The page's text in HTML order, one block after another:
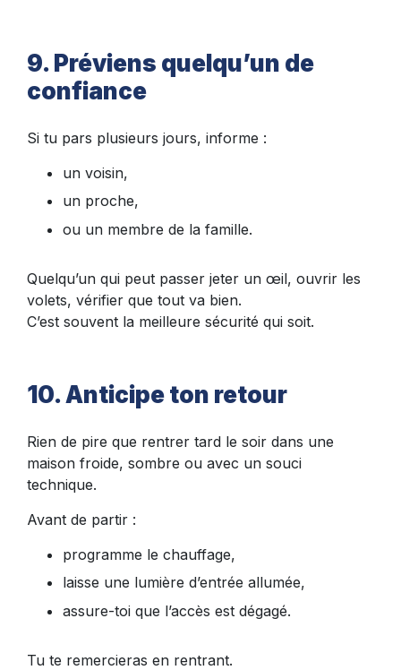
9. Préviens quelqu’un de
confiance
Si tu pars plusieurs jours, informe :
un voisin,
un proche,
ou un membre de la famille.
Quelqu’un qui peut passer jeter un œil, ouvrir les
volets, vérifier que tout va bien.
C’est souvent la meilleure sécurité qui soit.
10. Anticipe ton retour
Rien de pire que rentrer tard le soir dans une
maison froide, sombre ou avec un souci
technique.
Avant de partir :
programme le chauffage,
laisse une lumière d’entrée allumée,
assure-toi que l’accès est dégagé.
Tu te remercieras en rentrant.